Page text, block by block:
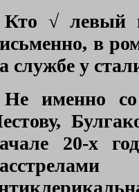
Кто √ левый
в
службе у
Не именно
20-х